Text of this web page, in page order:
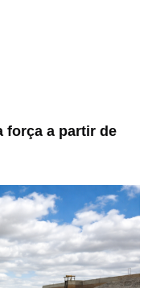
força a partir de